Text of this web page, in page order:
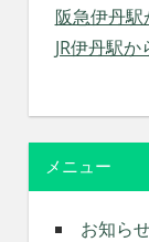
阪急伊丹
JR伊丹駅
メニュー
お知ら